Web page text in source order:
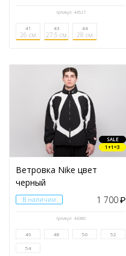
Артикул: 44527
41
26 см.
43
27.5 см.
44
28 см.
SALE
1+1=3
Ветровка Nike цвет
черный
В наличии 1 700₽
Артикул: 44380
46 48 50 52
54